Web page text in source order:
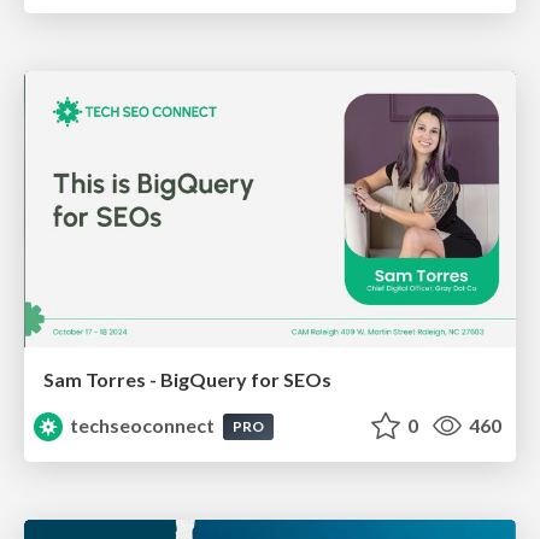
Sam Torres - BigQuery for SEOs
techseoconnect
PRO 0 460